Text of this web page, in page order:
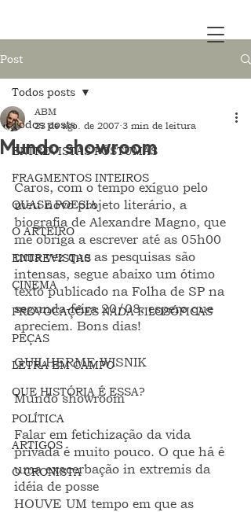
Post
Todos posts
ENTREVISTAS PÓSTUMAS
FRAGMENTOS INTEIROS
QUASE POESIA
O ARTEIRO
ENTREVISTAS
CINEMA
PROVOCAÇÕES NADA FILOSÓFICAS
PEÇAS
LETRA EM CAMPO
QUE HISTÓRIA É ESSA?
POLÍTICA
ARTIGOS
O CRONISTA
Todos posts
Mundo showroom
ABM
23 de ago. de 2007 3 min de leitura
Caros, com o tempo exíguo pelo
meu novo projeto literário, a
biografia de Alexandre Magno, que
me obriga a escrever até as 05h00
uma vez que as pesquisas são
intensas, segue abaixo um ótimo
texto publicado na Folha de SP na
segunda-feira 20/08, espero que
apreciem. Bons dias!
GUILHERME WISNIK
Mundo showroom
Falar em fetichização da vida
privada é muito pouco. O que há é
uma exacerbação in extremis da
idéia de posse
HOUVE UM tempo em que as